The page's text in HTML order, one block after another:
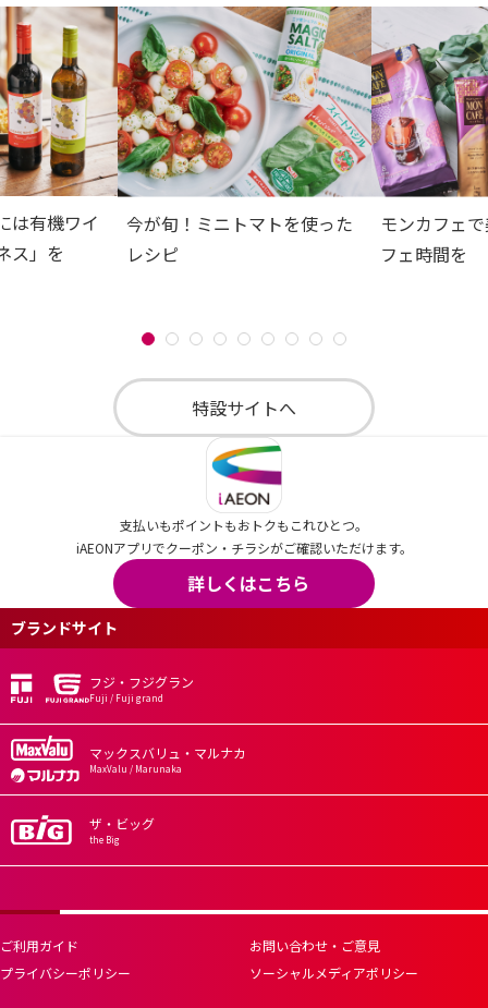
は有機ワイ
ス」を
今が旬！ミニトマトを使った
レシピ
モンカフェ
フェ時間を
特設サイトへ
支払いもポイントもおトクもこれひとつ。
iAEONアプリでクーポン・チラシがご確認いただけます。
詳しくはこちら
ブランドサイト
フジ・フジグラン
Fuji / Fuji grand
マックスバリュ・マルナカ
MaxValu / Marunaka
ザ・ビッグ
the Big
ご利用ガイド
お問い合わせ・ご意見
プライバシーポリシー
ソーシャルメディアポリシー